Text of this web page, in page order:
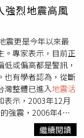
烈地震高風
震更是今年以來最
。專家表示，目前正
或偏高都是警訊，
也有學者認為，從斷
灣整體已進入地震活
表示，2003年12月
強震，2006年4月1
台東原本就是強震
繼續閱讀